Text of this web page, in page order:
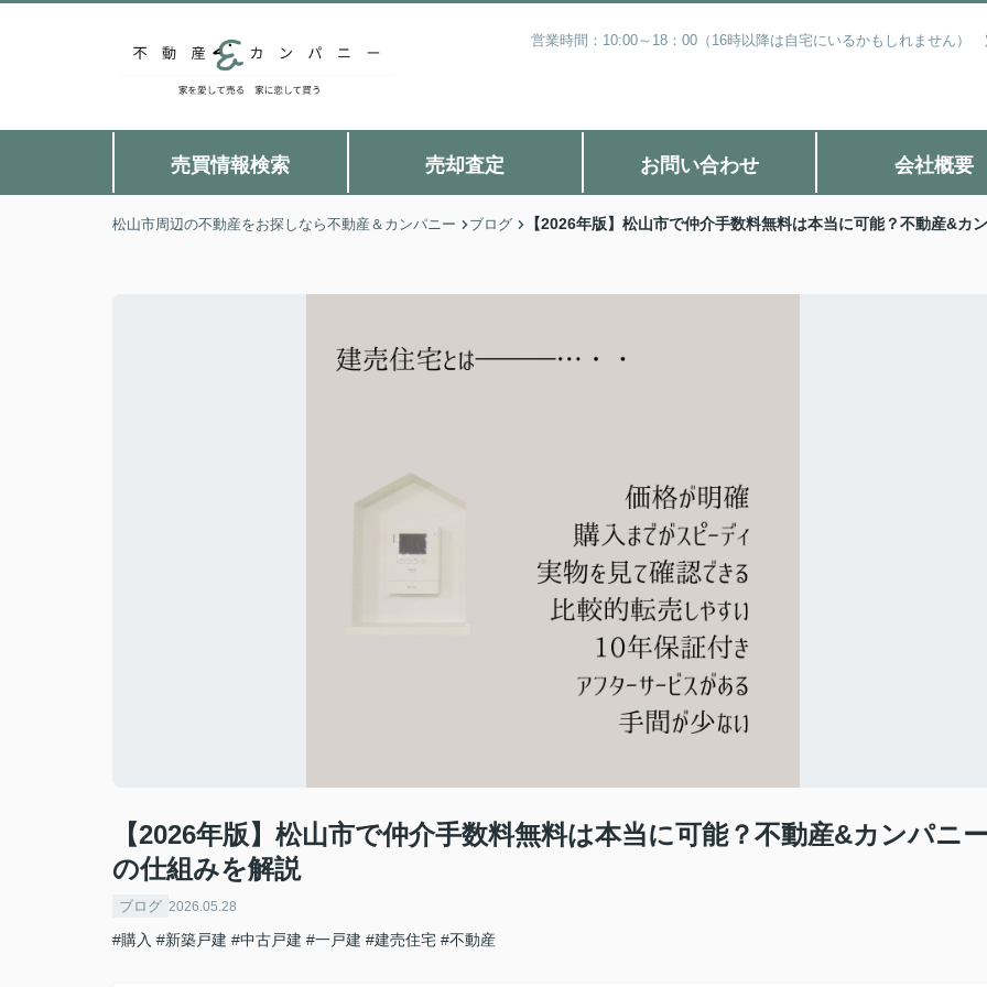
営業時間：10:00～18：00（16時以降は自宅にいるかもしれません）
売買情報検索 売却査定 お問い合わせ 会社概要
松山市周辺の不動産をお探しなら不動産＆カンパニー ブログ 【2026年版】松山市で仲介手数料無料は本当に可能？不動産&カ
【2026年版】松山市で仲介手数料無料は本当に可能？不動産&カンパニ
の仕組みを解説
ブログ 2026.05.28
#購入 #新築戸建 #中古戸建 #一戸建 #建売住宅 #不動産